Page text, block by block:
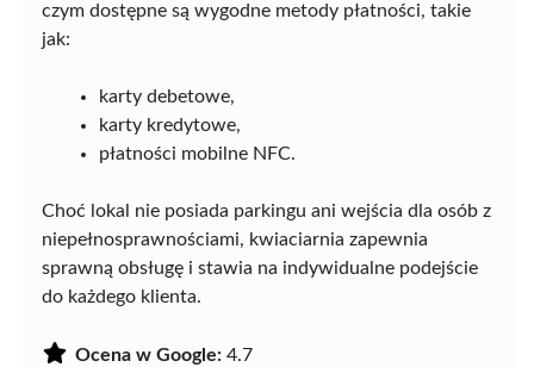
czym dostępne są wygodne metody płatności, takie
jak:
karty debetowe,
karty kredytowe,
płatności mobilne NFC.
Choć lokal nie posiada parkingu ani wejścia dla osób z
niepełnosprawnościami, kwiaciarnia zapewnia
sprawną obsługę i stawia na indywidualne podejście
do każdego klienta.
Ocena w Google: 4.7